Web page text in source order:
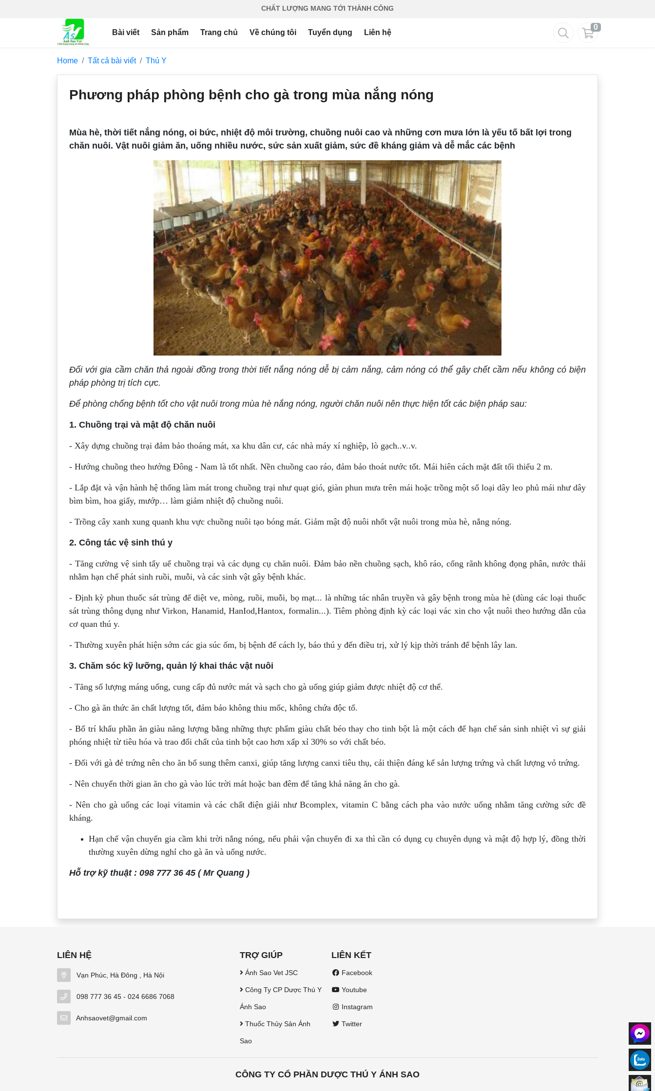
CHẤT LƯỢNG MANG TỚI THÀNH CÔNG
Bài viết Sản phẩm Trang chủ Về chúng tôi Tuyển dụng Liên hệ
0
Home Tất cả bài viết Thú Y
Phương pháp phòng bệnh cho gà trong mùa nắng nóng
Mùa hè, thời tiết nắng nóng, oi bức, nhiệt độ môi trường, chuồng nuôi cao và những cơn mưa lớn là yếu tố bất lợi trong
chăn nuôi. Vật nuôi giảm ăn, uống nhiều nước, sức sản xuất giảm, sức đề kháng giảm và dễ mắc các bệnh
Đối với gia cầm chăn thả ngoài đồng trong thời tiết nắng nóng dễ bị cảm nắng, cảm nóng có thể gây chết cầm nếu không có biện
pháp phòng trị tích cực.
Để phòng chống bệnh tốt cho vật nuôi trong mùa hè nắng nóng, người chăn nuôi nên thực hiện tốt các biện pháp sau:
1. Chuồng trại và mật độ chăn nuôi
- Xây dựng chuồng trại đảm bảo thoáng mát, xa khu dân cư, các nhà máy xí nghiệp, lò gạch..v..v.
- Hướng chuồng theo hướng Đông - Nam là tốt nhất. Nền chuồng cao ráo, đảm bảo thoát nước tốt. Mái hiên cách mặt đất tối thiểu 2 m.
- Lắp đặt và vận hành hệ thống làm mát trong chuồng trại như quạt gió, giàn phun mưa trên mái hoặc trồng một số loại dây leo phủ mái như dây
bìm bìm, hoa giấy, mướp… làm giảm nhiệt độ chuồng nuôi.
- Trồng cây xanh xung quanh khu vực chuồng nuôi tạo bóng mát. Giảm mật độ nuôi nhốt vật nuôi trong mùa hè, nắng nóng.
2. Công tác vệ sinh thú y
- Tăng cường vệ sinh tẩy uế chuồng trại và các dụng cụ chăn nuôi. Đảm bảo nền chuồng sạch, khô ráo, cống rãnh không đọng phân, nước thải
nhằm hạn chế phát sinh ruồi, muỗi, và các sinh vật gây bệnh khác.
- Định kỳ phun thuốc sát trùng để diệt ve, mòng, ruồi, muỗi, bọ mạt... là những tác nhân truyền và gây bệnh trong mùa hè (dùng các loại thuốc
sát trùng thông dụng như Virkon, Hanamid, HanIod,Hantox, formalin...). Tiêm phòng định kỳ các loại vác xin cho vật nuôi theo hướng dẫn của
cơ quan thú y.
- Thường xuyên phát hiện sớm các gia súc ốm, bị bệnh để cách ly, báo thú y đến điều trị, xử lý kịp thời tránh để bệnh lây lan.
3. Chăm sóc kỹ lưỡng, quản lý khai thác vật nuôi
- Tăng số lượng máng uống, cung cấp đủ nước mát và sạch cho gà uống giúp giảm được nhiệt độ cơ thể.
- Cho gà ăn thức ăn chất lượng tốt, đảm bảo không thiu mốc, không chứa độc tố.
- Bố trí khẩu phần ăn giàu năng lượng bằng những thực phẩm giàu chất béo thay cho tinh bột là một cách để hạn chế sản sinh nhiệt vì sự giải
phóng nhiệt từ tiêu hóa và trao đổi chất của tinh bột cao hơn xấp xỉ 30% so với chất béo.
- Đối với gà đẻ trứng nên cho ăn bổ sung thêm canxi, giúp tăng lượng canxi tiêu thụ, cải thiện đáng kể sản lượng trứng và chất lượng vỏ trứng.
- Nên chuyển thời gian ăn cho gà vào lúc trời mát hoặc ban đêm để tăng khả năng ăn cho gà.
- Nên cho gà uống các loại vitamin và các chất điện giải như Bcomplex, vitamin C bằng cách pha vào nước uống nhằm tăng cường sức đề
kháng.
Hạn chế vận chuyển gia cầm khi trời nắng nóng, nếu phải vận chuyển đi xa thì cần có dụng cụ chuyên dụng và mật độ hợp lý, đồng thời
thường xuyên dừng nghỉ cho gà ăn và uống nước.
Hỗ trợ kỹ thuật : 098 777 36 45 ( Mr Quang )
LIÊN HỆ
Vạn Phúc, Hà Đông , Hà Nội
098 777 36 45 - 024 6686 7068
Anhsaovet@gmail.com
TRỢ GIÚP
Ánh Sao Vet JSC
Công Ty CP Dược Thú Y
Ánh Sao
Thuốc Thủy Sản Ánh
Sao
LIÊN KẾT
Facebook
Youtube
Instagram
Twitter
CÔNG TY CỔ PHẦN DƯỢC THÚ Y ÁNH SAO